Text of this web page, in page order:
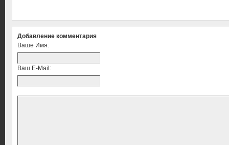
Добавление комментария
Ваше Имя:
Ваш E-Mail: